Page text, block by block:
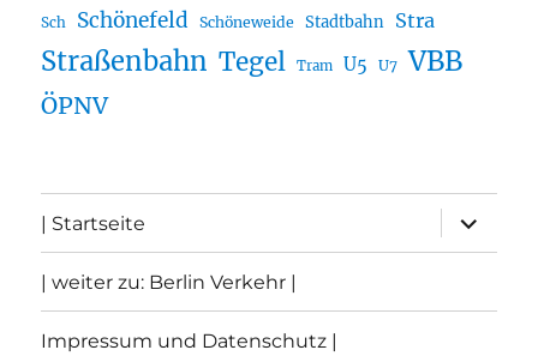
Sch Schönefeld Schöneweide Stadtbahn Stra
Straßenbahn Tegel Tram U5 U7 VBB
ÖPNV
| Startseite
öffnen
| weiter zu: Berlin Verkehr |
Impressum und Datenschutz |